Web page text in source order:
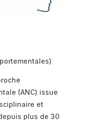
(ANC) issue
et
plus de 30